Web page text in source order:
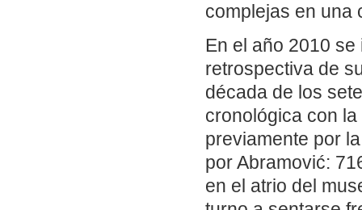
complejas en una
En el año 2010
retrospectiva de
década de los
cronológica con
previamente por
por Abramović:
en el atrio del